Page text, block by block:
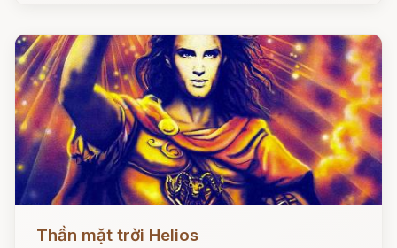
Đọc ngay
Thần mặt trời Helios